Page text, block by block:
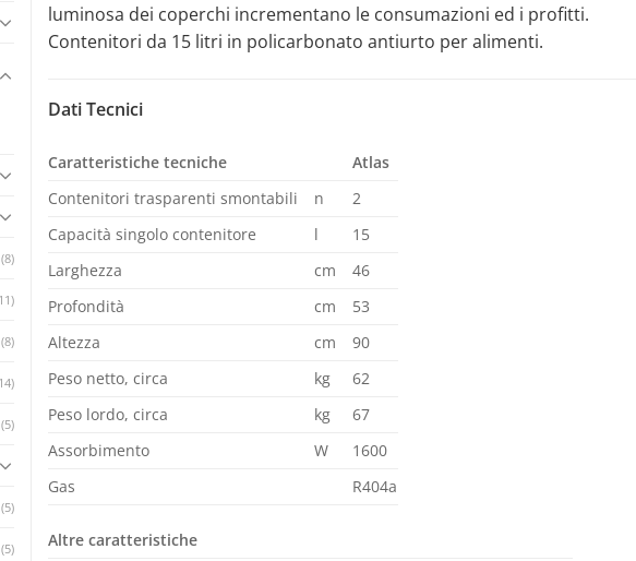
(8)
(8)
(5)
(5)
(5)
luminosa dei coperchi incrementano le consumazioni ed i profitti.
Contenitori da 15 litri in policarbonato antiurto per alimenti.
Dati Tecnici
Caratteristiche tecniche
Atlas
Contenitori trasparenti smontabili
n
2
Capacità singolo contenitore
l
15
Larghezza
cm
46
Profondità
cm
53
Altezza
cm
90
Peso netto, circa
kg
62
Peso lordo, circa
kg
67
Assorbimento
W
1600
Gas
R404a
Altre caratteristiche